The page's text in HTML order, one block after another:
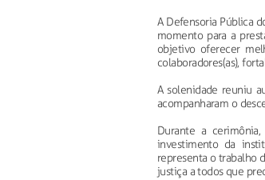
A Defensoria Pública
momento para a
objetivo oferecer
colaboradores(as),
A solenidade reuniu
acompanharam o
Durante a
investimento da
representa o trabalho
justiça a todos que